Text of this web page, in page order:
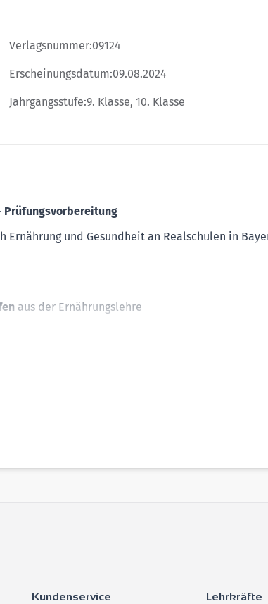
Prüfungsvorbereitung
Ernährung und Gesundheit an Realschulen in
aus der Ernährungslehre
Verlagsnummer:09124
Erscheinungsdatum:09.08.2024
Jahrgangsstufe:9. Klasse, 10. Klasse
Kundenservice Lehrkräfte